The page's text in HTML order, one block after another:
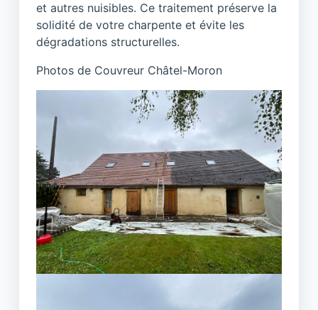
et autres nuisibles. Ce traitement préserve la
solidité de votre charpente et évite les
dégradations structurelles.
Photos de Couvreur Châtel-Moron